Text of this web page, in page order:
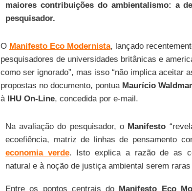
maiores contribuições do ambientalismo: a
pesquisador.
O Manifesto Eco Modernista, lançado
pesquisadores de universidades britânicas e
como ser ignorado”, mas isso “não implica aceitar
propostas no documento, pontua Maurício
à IHU On-Line, concedida por e-mail.
Na avaliação do pesquisador, o Manifesto
ecoefiência, matriz de linhas de pensamento
economia verde. Isto explica a razão de as
natural e à noção de justiça ambiental serem
Entre os pontos centrais do Manifesto Eco